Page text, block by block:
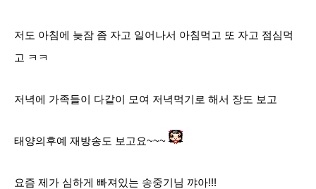
저도 아침에 늦잠 좀 자고 일어나서 아침먹고 또 자고 점심먹
고 ㅋㅋ
저녁에 가족들이 다같이 모여 저녁먹기로 해서 장도 보고
태양의후예 재방송도 보고요~~~
요즘 제가 심하게 빠져있는 송중기님 꺄아!!!